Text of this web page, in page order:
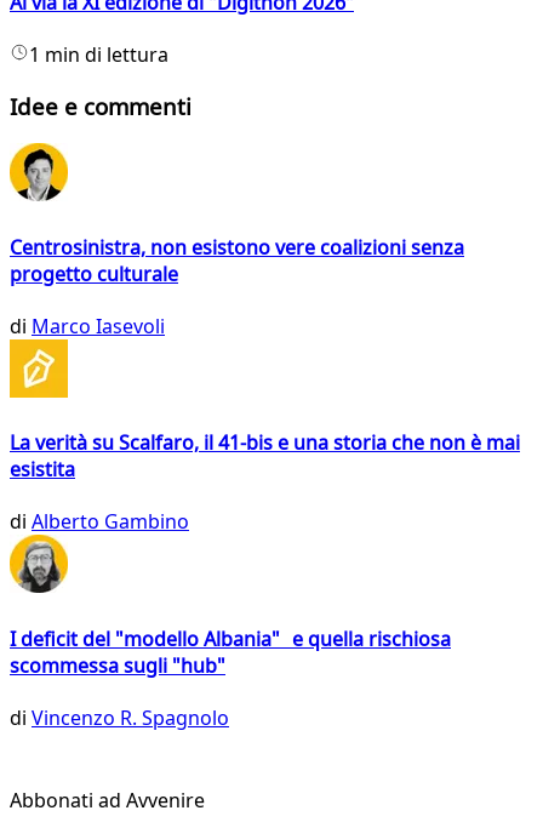
1 min di lettura
Idee e commenti
Centrosinistra, non esistono vere coalizioni senza
progetto culturale
di Marco Iasevoli
La verità su Scalfaro, il 41-bis e una storia che non è mai
esistita
di Alberto Gambino
I deficit del "modello Albania" e quella rischiosa
scommessa sugli "hub"
di Vincenzo R. Spagnolo
Abbonati ad Avvenire